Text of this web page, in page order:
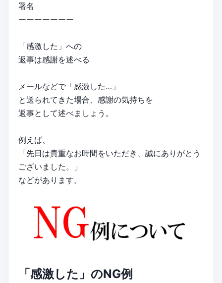
署名
ーーーーーーー
「感激した」への
返事は感謝を述べる
メールなどで「感激した…」
と送られてきた場合、感謝の気持ちを
返事として述べましょう。
例えば、
「先日は貴重なお時間をいただき、誠にありがとう
ございました。」
などがあります。
「感激した」のNG例